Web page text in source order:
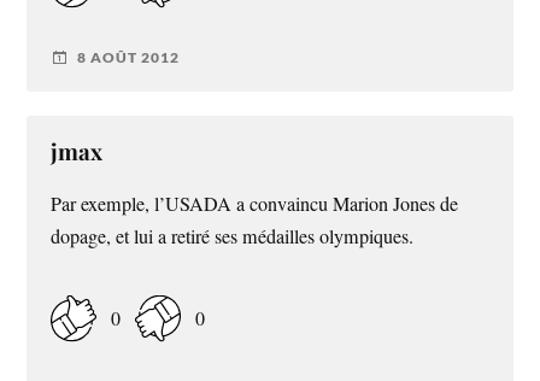
8 AOÛT 2012
jmax
Par exemple, l’USADA a convaincu Marion Jones de
dopage, et lui a retiré ses médailles olympiques.
0 0